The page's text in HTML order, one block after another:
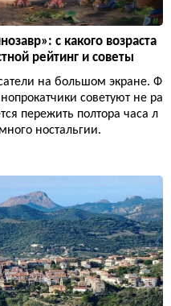
с какого возраста
рейтинг и советы
на большом экране. Ф
советуют не ра
пережить полтора часа л
ностальгии.